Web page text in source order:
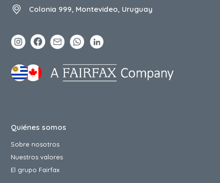
Colonia 999, Montevideo, Uruguay
Quiénes somos
Sobre nosotros
Nuestros valores
El grupo Fairfax